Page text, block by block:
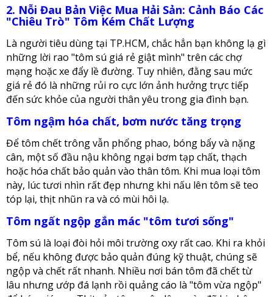
2. Nỗi Đau Bản Việc Mua Hải Sản: Cảnh Báo Các
"Chiêu Trò" Tôm Kém Chất Lượng
Là người tiêu dùng tại TP.HCM, chắc hẳn bạn không lạ gì
những lời rao "tôm sú giá rẻ giật mình" trên các chợ
mạng hoặc xe đẩy lề đường. Tuy nhiên, đằng sau mức
giá rẻ đó là những rủi ro cực lớn ảnh hưởng trực tiếp
đến sức khỏe của người thân yêu trong gia đình bạn.
Tôm ngậm hóa chất, bơm nước tăng trọng
Để tôm chết trông vẫn phổng phao, bóng bẩy và nặng
cân, một số đầu nậu không ngại bơm tạp chất, thạch
hoặc hóa chất bảo quản vào thân tôm. Khi mua loại tôm
này, lúc tươi nhìn rất đẹp nhưng khi nấu lên tôm sẽ teo
tóp lại, thịt nhũn ra và có mùi hôi lạ.
Tôm ngất ngộp gắn mác "tôm tươi sống"
Tôm sú là loại đòi hỏi môi trường oxy rất cao. Khi ra khỏi
bể, nếu không được bảo quản đúng kỹ thuật, chúng sẽ
ngộp và chết rất nhanh. Nhiều nơi bán tôm đã chết từ
lâu nhưng ướp đá lạnh rồi quảng cáo là "tôm vừa ngộp"